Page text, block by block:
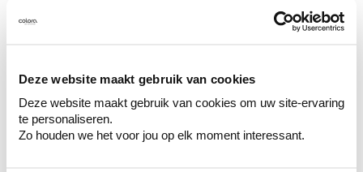
Deze website maakt gebruik van cookies
Deze website maakt gebruik van cookies om uw site-ervaring
te personaliseren.
Zo houden we het voor jou op elk moment interessant.
Conseil couleur à domicile
Faites le tour de vos pièces avec l'expert
en couleur.